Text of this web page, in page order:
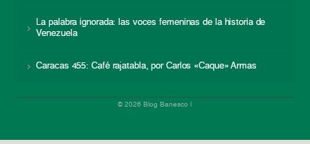
La palabra ignorada: las voces femeninas de la historia de
Venezuela
Caracas 455: Café rajatabla, por Carlos «Caque» Armas
© 2026 Blog Banesco |